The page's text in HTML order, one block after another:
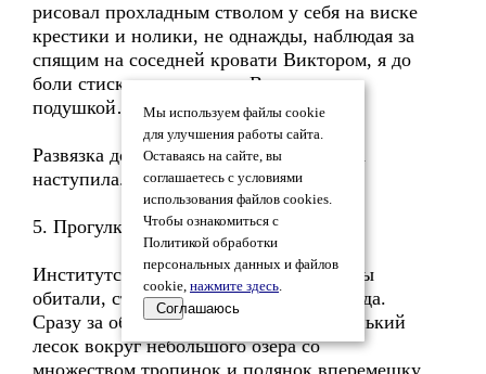
рисовал прохладным стволом у себя на виске
крестики и нолики, не однажды, наблюдая за
спящим на соседней кровати Виктором, я до
боли стискивал рукоятку Вальтера под
подушкой…
Развязка должна была наступить, и она
наступила.
5. Прогулка
Институтское общежитие, в котором мы
обитали, стояло на самой окраине города.
Сразу за общежитием начинался жиденький
лесок вокруг небольшого озера со
множеством тропинок и полянок вперемешку
Мы используем файлы cookie
для улучшения работы сайта.
Оставаясь на сайте, вы
соглашаетесь с условиями
использования файлов cookies.
Чтобы ознакомиться с
Политикой обработки
персональных данных и файлов
cookie, нажмите здесь.
Соглашаюсь